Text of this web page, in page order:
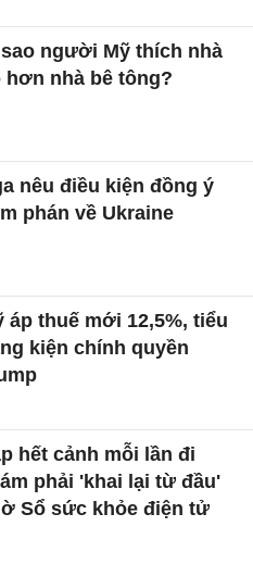
người Mỹ thích nhà
hơn nhà bê tông?
nêu điều kiện đồng ý
phán về Ukraine
áp thuế mới 12,5%, tiểu
kiện chính quyền
hết cảnh mỗi lần đi
phải 'khai lại từ đầu'
Sổ sức khỏe điện tử